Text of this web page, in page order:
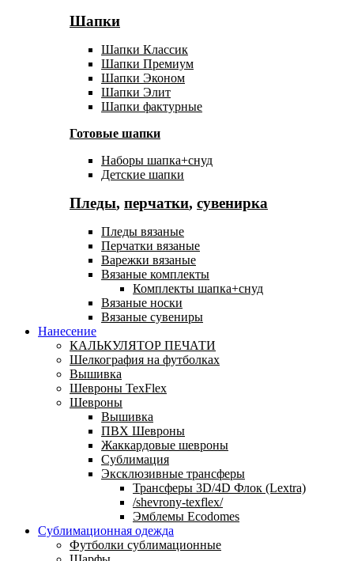
Шапки
Шапки Классик
Шапки Премиум
Шапки Эконом
Шапки Элит
Шапки фактурные
Готовые шапки
Наборы шапка+снуд
Детские шапки
Пледы, перчатки, сувенирка
Пледы вязаные
Перчатки вязаные
Варежки вязаные
Вязаные комплекты
Комплекты шапка+снуд
Вязаные носки
Вязаные сувениры
Нанесение
КАЛЬКУЛЯТОР ПЕЧАТИ
Шелкография на футболках
Вышивка
Шевроны TexFlex
Шевроны
Вышивка
ПВХ Шевроны
Жаккардовые шевроны
Сублимация
Эксклюзивные трансферы
Трансферы 3D/4D Флок (Lextra)
/shevrony-texflex/
Эмблемы Ecodomes
Сублимационная одежда
Футболки сублимационные